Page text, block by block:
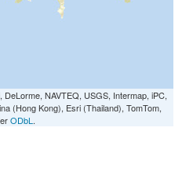
NAVTEQ, USGS, Intermap, iPC,
(Hong Kong), Esri (Thailand), TomTom,
ODbL.